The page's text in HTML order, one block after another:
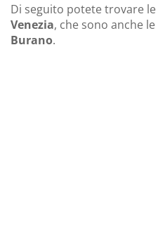
Di seguito potete trovare le
Venezia, che sono anche le
Burano.